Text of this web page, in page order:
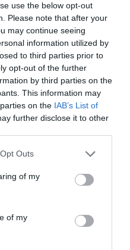
use the below opt-out
Please note that after your
may continue seeing
information utilized by
to third parties prior to
opt-out of the further
by third parties on the
This information may
on the IAB’s List of
further disclose it to other
uses one or more Google
You may click to
and its third-party tags to
purposes in below Google
Outs
of my
of my
κεντρικό αιμοδότη της
οδήγησαν τη
ότι ο Σύλλογος
του αντιπροσωπευτικού